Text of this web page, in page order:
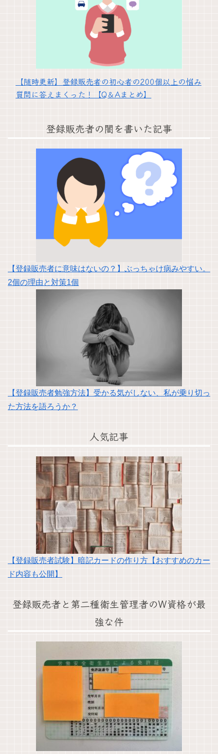
【随時更新】登録販売者の初心者の200個以上の悩み
質問に答えまくった！【Q＆Aまとめ】
登録販売者の闇を書いた記事
【登録販売者に意味はないの？】ぶっちゃけ病みやすい。
2個の理由と対策1個
【登録販売者勉強方法】受かる気がしない、私が乗り切っ
た方法を語ろうか？
人気記事
【登録販売者試験】暗記カードの作り方【おすすめのカー
ド内容も公開】
登録販売者と第二種衛生管理者のW資格が最
強な件